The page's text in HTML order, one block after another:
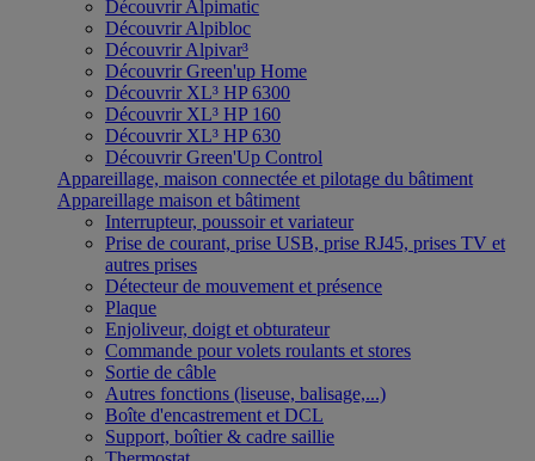
Découvrir Alpimatic
Découvrir Alpibloc
Découvrir Alpivar³
Découvrir Green'up Home
Découvrir XL³ HP 6300
Découvrir XL³ HP 160
Découvrir XL³ HP 630
Découvrir Green'Up Control
Appareillage, maison connectée et pilotage du bâtiment
Appareillage maison et bâtiment
Interrupteur, poussoir et variateur
Prise de courant, prise USB, prise RJ45, prises TV et
autres prises
Détecteur de mouvement et présence
Plaque
Enjoliveur, doigt et obturateur
Commande pour volets roulants et stores
Sortie de câble
Autres fonctions (liseuse, balisage,...)
Boîte d'encastrement et DCL
Support, boîtier & cadre saillie